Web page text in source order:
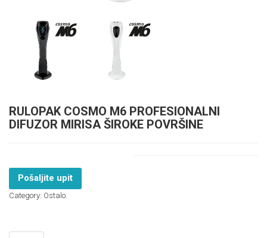
RULOPAK COSMO M6 PROFESIONALNI
DIFUZOR MIRISA ŠIROKE POVRŠINE
Pošaljite upit
Category: Ostalo.